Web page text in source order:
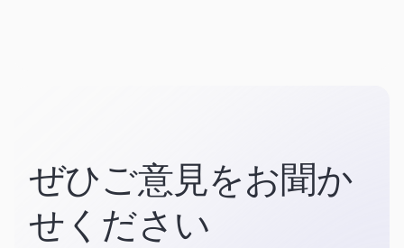
ぜひご意見をお聞か
せください